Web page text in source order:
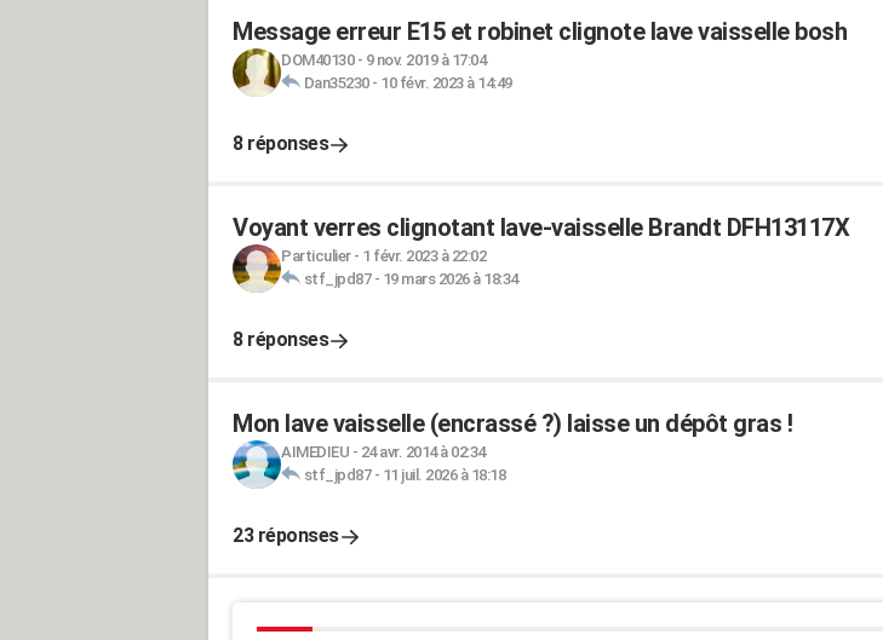
Message erreur E15 et robinet clignote lave vaisselle bosh
DOM40130- 9 nov. 2019 à 17:04
Dan35230- 10 févr. 2023 à 14:49
8 réponses
Voyant verres clignotant lave-vaisselle Brandt DFH13117X
Particulier- 1 févr. 2023 à 22:02
stf_jpd87- 19 mars 2026 à 18:34
8 réponses
Mon lave vaisselle (encrassé ?) laisse un dépôt gras !
AIMEDIEU - 24 avr. 2014 à 02:34
stf_jpd87- 11 juil. 2026 à 18:18
23 réponses